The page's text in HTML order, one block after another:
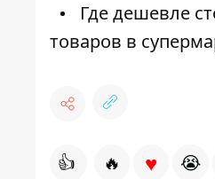
Где дешевле
товаров в
👍 🔥 ♥ 😭